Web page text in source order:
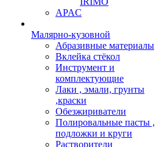
APAC
Малярно-кузовной
Абразивные материалы
Вклейка стёкол
Инструмент и
комплектующие
Лаки , эмали, грунты
,краски
Обезжириватели
Полировальные пасты ,
подложки и круги
Растворители